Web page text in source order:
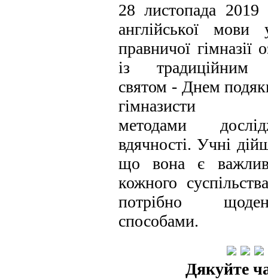
28 листопада
англійської мови
правничої гімназії
із традиційним
святом - Днем
гімназисти
методами
вдячності. Учні
що вона є
кожного
потрібно
способами.
Дякуйте